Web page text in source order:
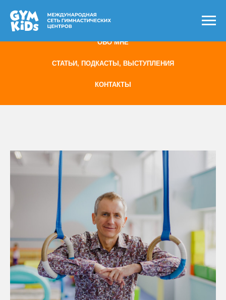
ГЛАВНАЯ
ОБО МНЕ
СТАТЬИ, ПОДКАСТЫ, ВЫСТУПЛЕНИЯ
КОНТАКТЫ